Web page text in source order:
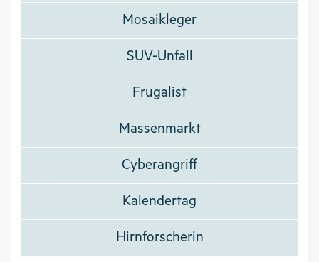
Mosaikleger
SUV-Unfall
Frugalist
Massenmarkt
Cyberangriff
Kalendertag
Hirnforscherin